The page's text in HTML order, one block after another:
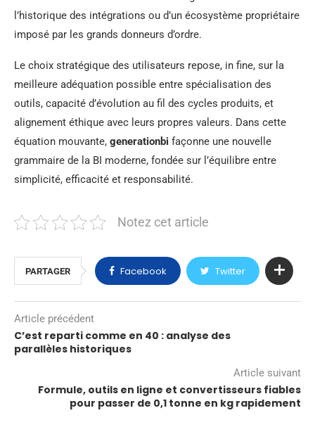
l’historique des intégrations ou d’un écosystème propriétaire
imposé par les grands donneurs d’ordre.
Le choix stratégique des utilisateurs repose, in fine, sur la
meilleure adéquation possible entre spécialisation des
outils, capacité d’évolution au fil des cycles produits, et
alignement éthique avec leurs propres valeurs. Dans cette
équation mouvante, generationbi façonne une nouvelle
grammaire de la BI moderne, fondée sur l’équilibre entre
simplicité, efficacité et responsabilité.
Notez cet article
PARTAGER Facebook Twitter
Article précédent
C’est reparti comme en 40 : analyse des
parallèles historiques
Article suivant
Formule, outils en ligne et convertisseurs fiables
pour passer de 0,1 tonne en kg rapidement